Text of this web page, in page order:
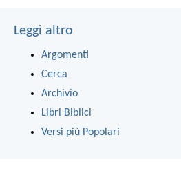
Leggi altro
Argomenti
Cerca
Archivio
Libri Biblici
Versi più Popolari